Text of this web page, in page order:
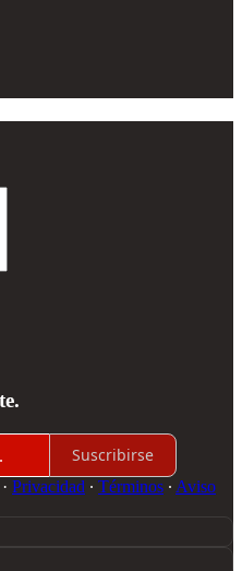
Suscribirse
· Privacidad ∙ Términos ∙ Aviso